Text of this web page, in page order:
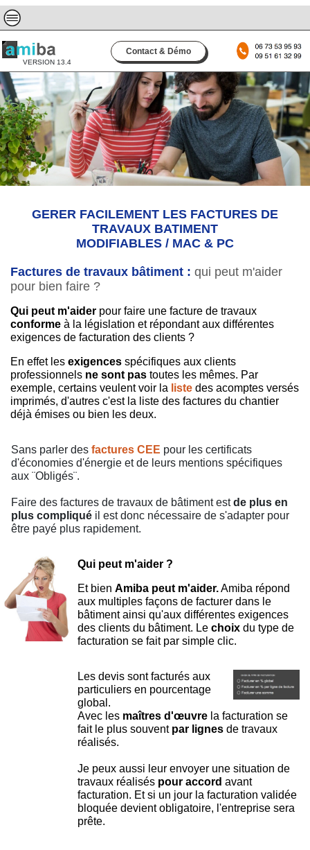
VERSION 13.4
Contact & Démo
GERER FACILEMENT LES FACTURES DE
TRAVAUX BATIMENT
MODIFIABLES / MAC & PC
Factures de travaux bâtiment : qui peut m'aider
pour bien faire ?
Qui peut m'aider pour faire une facture de travaux
conforme à la législation et répondant aux différentes
exigences de facturation des clients ?
En effet les exigences spécifiques aux clients
professionnels ne sont pas toutes les mêmes. Par
exemple, certains veulent voir la liste des acomptes versés
imprimés, d'autres c'est la liste des factures du chantier
déjà émises ou bien les deux.
Sans parler des factures CEE pour les certificats
d'économies d'énergie et de leurs mentions spécifiques
aux ¨Obligés¨.
Faire des factures de travaux de bâtiment estde plus en
plus compliqué il est donc nécessaire de s'adapter pour
être payé plus rapidement.
Qui peut m'aider ?
Et bien Amiba peut m'aider.Amiba répond
aux multiples façons de facturer dans le
bâtiment ainsi qu'aux différentes exigences
des clients du bâtiment. Le choix du type de
facturation se fait par simple clic.
Les devis sont facturés aux
particuliers en pourcentage
global.
Avec les maîtres d'œuvre la facturation se
fait le plus souvent par lignes de travaux
réalisés.
Je peux aussi leur envoyer une situation de
travaux réalisés pour accord avant
facturation. Et si un jour la facturation validée
bloquée devient obligatoire, l'entreprise sera
prête.